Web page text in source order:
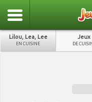
Lilou, Lea, Lee
EN CUISINE
Jeux
DE